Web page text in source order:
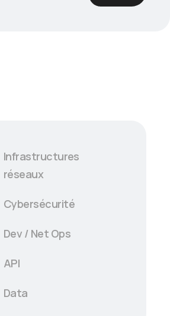
Infrastructures
réseaux
Cybersécurité
Dev / Net Ops
API
Data